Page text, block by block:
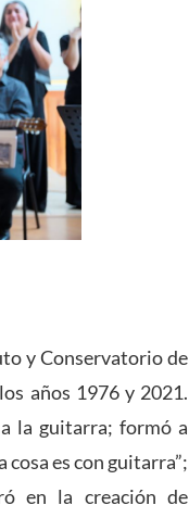
y Conservatorio de
años 1976 y 2021.
la guitarra; formó a
es con guitarra”;
en la creación de